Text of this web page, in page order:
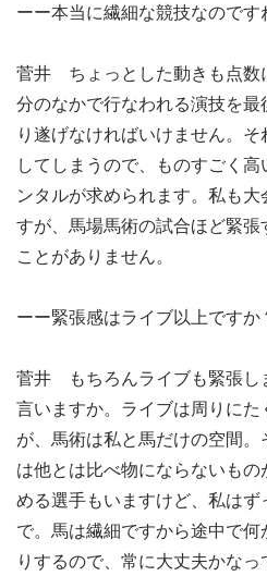
ーー本当に繊細な競技なので
菅井 ちょっとした動きも点数
分のなかで行なわれる演技を
り遂げなければいけません。
してしまうので、ものすごく
ンタルが求められます。私も
すが、馬場馬術の試合ほど緊
ことがありません。
ーー緊張感はライブ以上です
菅井 もちろんライブも緊張し
言いますか。ライブは周りに
が、馬術は私と馬だけの空間
は他とは比べ物にならないも
める選手もいますけど、私は
で。馬は繊細ですから途中で何
りするので、常に大丈夫かな